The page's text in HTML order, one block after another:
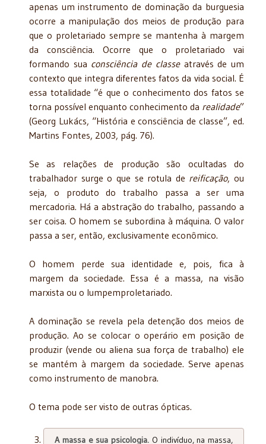
apenas um instrumento de dominação da burguesia
ocorre a manipulação dos meios de produção para
que o proletariado sempre se mantenha à margem
da consciência. Ocorre que o proletariado vai
formando sua consciência de classeatravés de um
contexto que integra diferentes fatos da vida social. É
essa totalidade “é que o conhecimento dos fatos se
torna possível enquanto conhecimento da realidade”
(Georg Lukács, “História e consciência de classe”, ed.
Martins Fontes, 2003, pág. 76).
Se as relações de produção são ocultadas do
trabalhador surge o que se rotula de reificação, ou
seja, o produto do trabalho passa a ser uma
mercadoria. Há a abstração do trabalho, passando a
ser coisa. O homem se subordina à máquina. O valor
passa a ser, então, exclusivamente econômico.
O homem perde sua identidade e, pois, fica à
margem da sociedade. Essa é a massa, na visão
marxista ou o lumpemproletariado.
A dominação se revela pela detenção dos meios de
produção. Ao se colocar o operário em posição de
produzir (vende ou aliena sua força de trabalho) ele
se mantém à margem da sociedade. Serve apenas
como instrumento de manobra.
O tema pode ser visto de outras ópticas.
A massa e sua psicologia. O indivíduo, na massa,